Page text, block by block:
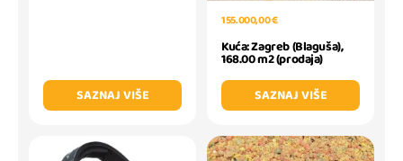
SAZNAJ VIŠE
155.000,00 €
Kuća: Zagreb (Blaguša),
168.00 m2 (prodaja)
SAZNAJ VIŠE